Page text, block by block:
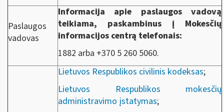
Paslaugos
vadovas
Informacija apie paslaugos vadovą
teikiama, paskambinus į Mokesčių
informacijos centrą telefonais:
1882 arba +370 5 260 5060.
Lietuvos Respublikos civilinis kodeksas;
Lietuvos Respublikos mokesčių
administravimo įstatymas;